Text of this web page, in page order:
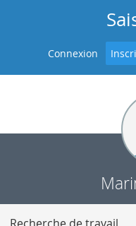
Connexion